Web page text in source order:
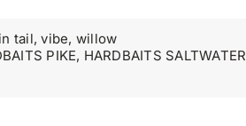
tail,vibe, willow
PIKE, HARDBAITS SALTWATER